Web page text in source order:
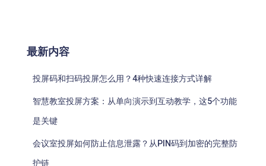
最新内容
投屏码和扫码投屏怎么用？4种快速连接方式详解
智慧教室投屏方案：从单向演示到互动教学，这5个功能
是关键
会议室投屏如何防止信息泄露？从PIN码到加密的完整防
护链